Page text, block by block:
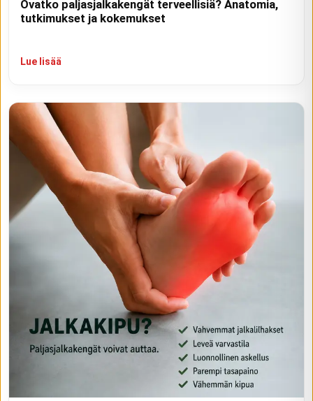
Ovatko paljasjalkakengät terveellisiä? Anatomia,
tutkimukset ja kokemukset
Lue lisää